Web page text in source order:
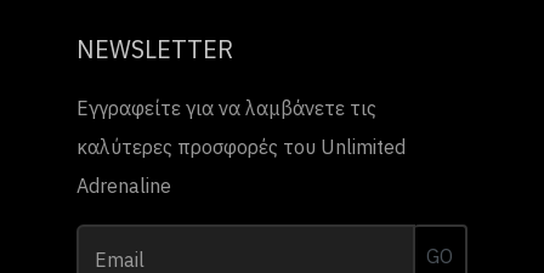
NEWSLETTER
Εγγραφείτε για να λαμβάνετε τις
καλύτερες προσφορές του Unlimited
Adrenaline
Email GO